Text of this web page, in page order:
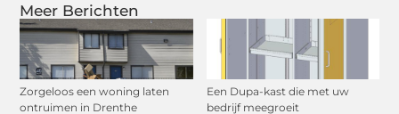
Meer Berichten
Zorgeloos een woning laten
ontruimen in Drenthe
Een Dupa-kast die met uw
bedrijf meegroeit